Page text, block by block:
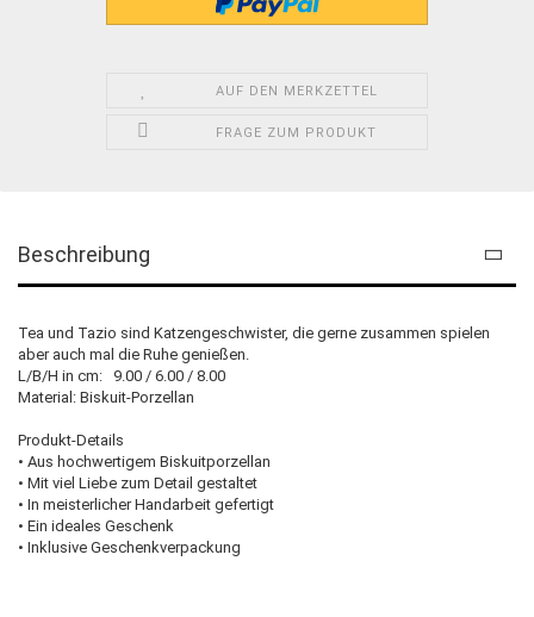
AUF DEN MERKZETTEL
FRAGE ZUM PRODUKT
Beschreibung
Tea und Tazio sind Katzengeschwister, die gerne zusammen spielen
aber auch mal die Ruhe genießen.
L/B/H in cm: 9.00 / 6.00 / 8.00
Material: Biskuit-Porzellan
Produkt-Details
• Aus hochwertigem Biskuitporzellan
• Mit viel Liebe zum Detail gestaltet
• In meisterlicher Handarbeit gefertigt
• Ein ideales Geschenk
• Inklusive Geschenkverpackung